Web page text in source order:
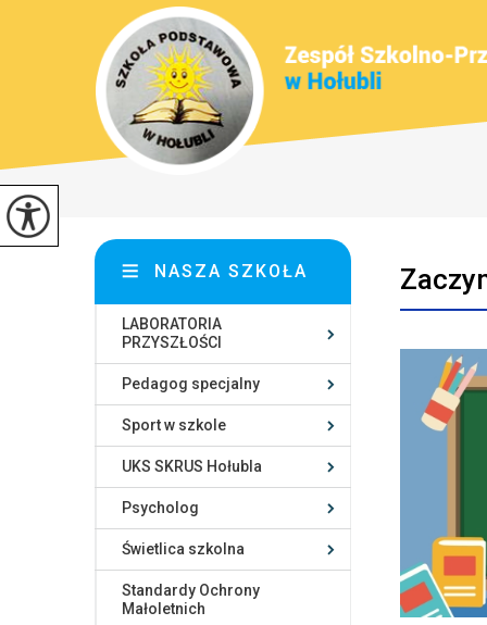
NASZA SZKOŁA
LABORATORIA
PRZYSZŁOŚCI
Pedagog specjalny
Sport w szkole
UKS SKRUS Hołubla
Psycholog
Świetlica szkolna
Standardy Ochrony
Małoletnich